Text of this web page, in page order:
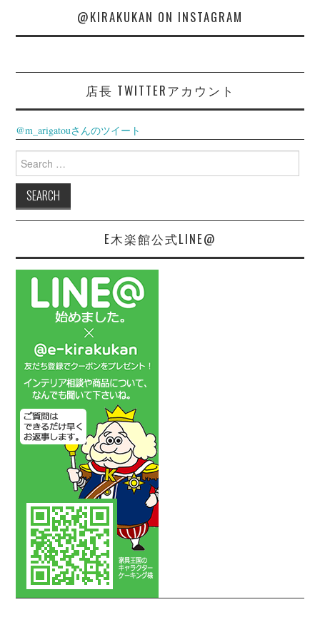
@KIRAKUKAN ON INSTAGRAM
店長 TWITTERアカウント
@m_arigatouさんのツイート
Search
for:
E木楽館公式LINE@